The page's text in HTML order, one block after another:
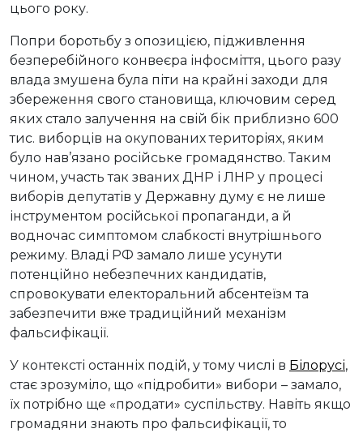
цього року.
Попри боротьбу з опозицією, підживлення
безперебійного конвеєра інфосміття, цього разу
влада змушена була піти на крайні заходи для
збереження свого становища, ключовим серед
яких стало залучення на свій бік приблизно 600
тис. виборців на окупованих територіях, яким
було нав’язано російське громадянство. Таким
чином, участь так званих ДНР і ЛНР у процесі
виборів депутатів у Державну думу є не лише
інструментом російської пропаганди, а й
водночас симптомом слабкості внутрішнього
режиму. Владі РФ замало лише усунути
потенційно небезпечних кандидатів,
спровокувати електоральний абсентеїзм та
забезпечити вже традиційний механізм
фальсифікації.
У контексті останніх подій, у тому числі в Білорусі,
стає зрозуміло, що «підробити» вибори – замало,
їх потрібно ще «продати» суспільству. Навіть якщо
громадяни знають про фальсифікації, то